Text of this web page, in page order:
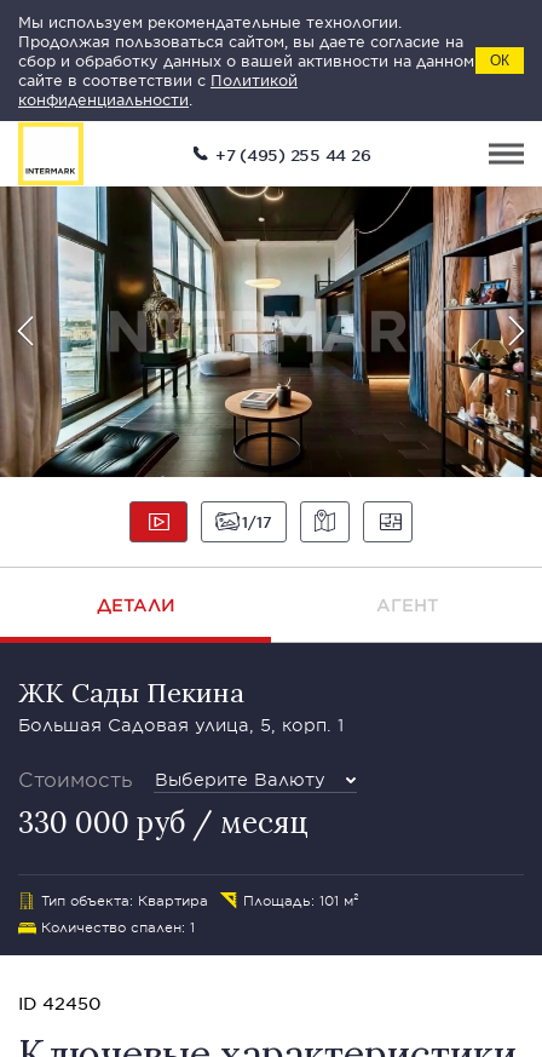
Мы используем рекомендательные технологии.
Продолжая пользоваться сайтом, вы даете согласие на
сбор и обработку данных о вашей активности на данном
сайте в соответствии с Политикой
конфиденциальности
ОК
+7 (495) 255 44 26
1 17
ДЕТАЛИ АГЕНТ
ЖК Сады Пекина
Большая Садовая улица, 5, корп. 1
Стоимость Выберите Валюту
330 000 руб / месяц
Тип объекта: Квартира
Площадь: 101 м²
Количество спален: 1
ID 42450